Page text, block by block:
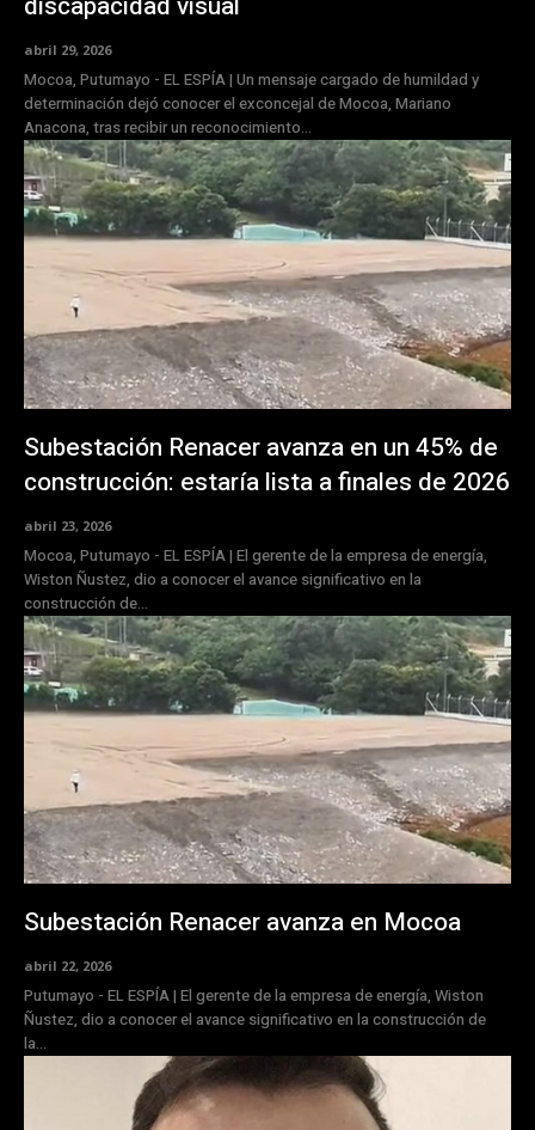
abril 29, 2026
Mocoa, Putumayo - EL ESPÍA | Un mensaje cargado de humildad y
determinación dejó conocer el exconcejal de Mocoa, Mariano
Anacona, tras recibir un reconocimiento...
Subestación Renacer avanza en un 45% de
construcción: estaría lista a finales de 2026
abril 23, 2026
Mocoa, Putumayo - EL ESPÍA | El gerente de la empresa de energía,
Wiston Ñustez, dio a conocer el avance significativo en la
construcción de...
Subestación Renacer avanza en Mocoa
abril 22, 2026
Putumayo - EL ESPÍA | El gerente de la empresa de energía, Wiston
Ñustez, dio a conocer el avance significativo en la construcción de
la...